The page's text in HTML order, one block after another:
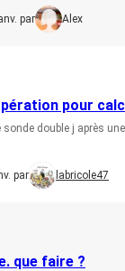
par Alex
pour
double j après
par labricole47
que faire ?